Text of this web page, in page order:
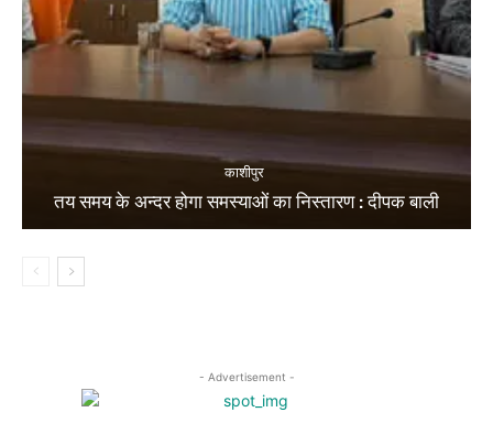
काशीपुर
तय समय के अन्दर होगा समस्याओं का निस्तारण : दीपक बाली
- Advertisement -